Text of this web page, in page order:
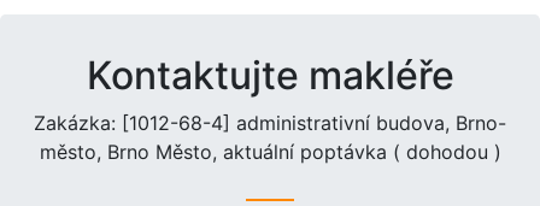
Kontaktujte makléře
Zakázka: [1012-68-4] administrativní budova, Brno-
město, Brno Město, aktuální poptávka ( dohodou )